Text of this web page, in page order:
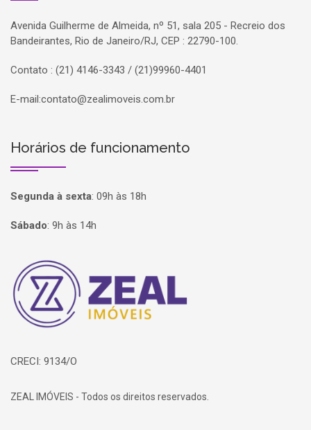
Avenida Guilherme de Almeida, nº 51, sala 205 - Recreio dos
Bandeirantes, Rio de Janeiro/RJ, CEP : 22790-100.
Contato : (21) 4146-3343 / (21)99960-4401
E-mail:contato@zealimoveis.com.br
Horários de funcionamento
Segunda à sexta: 09h às 18h
Sábado: 9h às 14h
Página inicial
CRECI: 9134/O
ZEAL IMÓVEIS - Todos os direitos reservados.